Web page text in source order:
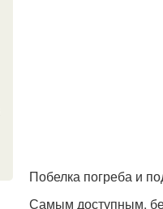
Побелка погреба и
Самым доступным,